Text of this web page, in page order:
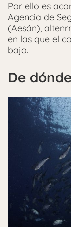
Por ello es
Agencia de
(Aesán),
en las que el
bajo.
De